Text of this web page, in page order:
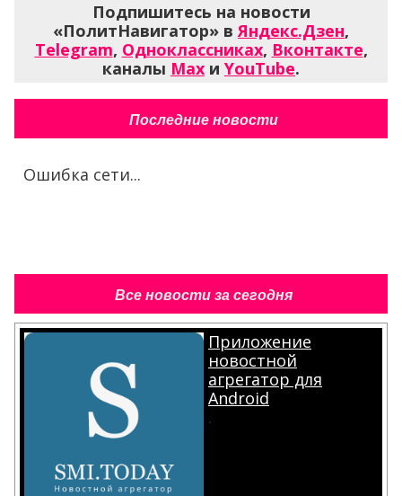
Подпишитесь на новости
«ПолитНавигатор» вЯндекс.Дзен,
Telegram, Одноклассниках, Вконтакте,
каналы Max и YouTube.
Последние новости
Ошибка сети...
Все новости за сегодня
Приложение
новостной
агрегатор для
Android
.